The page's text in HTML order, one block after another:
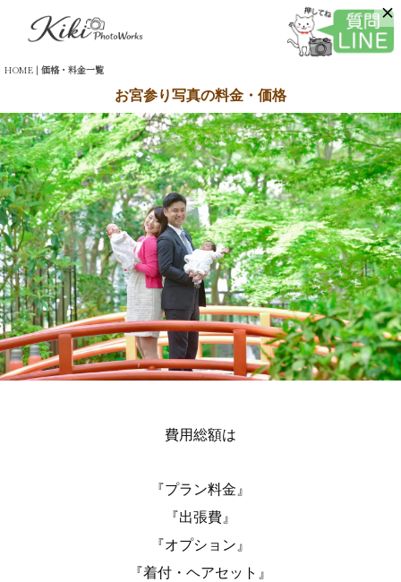
HOME | 価格・料金一覧
お宮参り写真の料金・価格
費用総額は
『プラン料金』
『出張費』
『オプション』
『着付・ヘアセット』